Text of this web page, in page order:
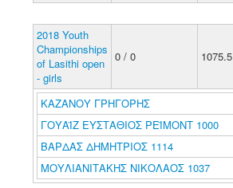
2018 Youth
Championships
of Lasithi open
- girls
0 / 0 1075.5
ΚΑΖΑΝΟΥ ΓΡΗΓΟΡΗΣ
ΓΟΥΑΪΖ ΕΥΣΤΑΘΙΟΣ ΡΕΪΜΟΝΤ 1000
ΒΑΡΔΑΣ ΔΗΜΗΤΡΙΟΣ 1114
ΜΟΥΛΙΑΝΙΤΑΚΗΣ ΝΙΚΟΛΑΟΣ 1037